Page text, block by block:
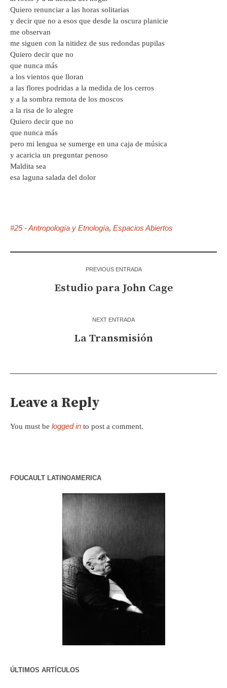
Quiero renunciar a las horas solitarias
y decir que no a esos que desde la oscura planicie
me observan
me siguen con la nitidez de sus redondas pupilas
Quiero decir que no
que nunca más
a los vientos que lloran
a las flores podridas a la medida de los cerros
y a la sombra remota de los moscos
a la risa de lo alegre
Quiero decir que no
que nunca más
pero mi lengua se sumerge en una caja de música
y acaricia un preguntar penoso
Maldita sea
esa laguna salada del dolor
#25 - Antropología y Etnología, Espacios Abiertos
PREVIOUS ENTRADA
Estudio para John Cage
NEXT ENTRADA
La Transmisión
Leave a Reply
You must be logged in to post a comment.
FOUCAULT LATINOAMERICA
ÚLTIMOS ARTÍCULOS